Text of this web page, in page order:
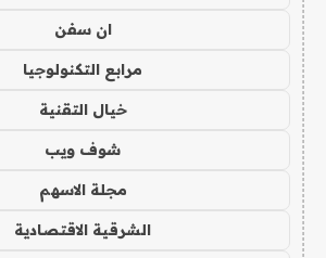
ان سفن
مرابع التكنولوجيا
خيال التقنية
شوف ويب
مجلة الاسهم
الشرقية الاقتصادية